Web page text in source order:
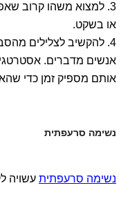
3. למצוא משהו קרוב
או בשקט.
4. להקשיב לצלילים
אנשים מדברים.
אותם מספיק זמן כדי
נשימה סרעפתית
נשימה סרעפתית עשויה